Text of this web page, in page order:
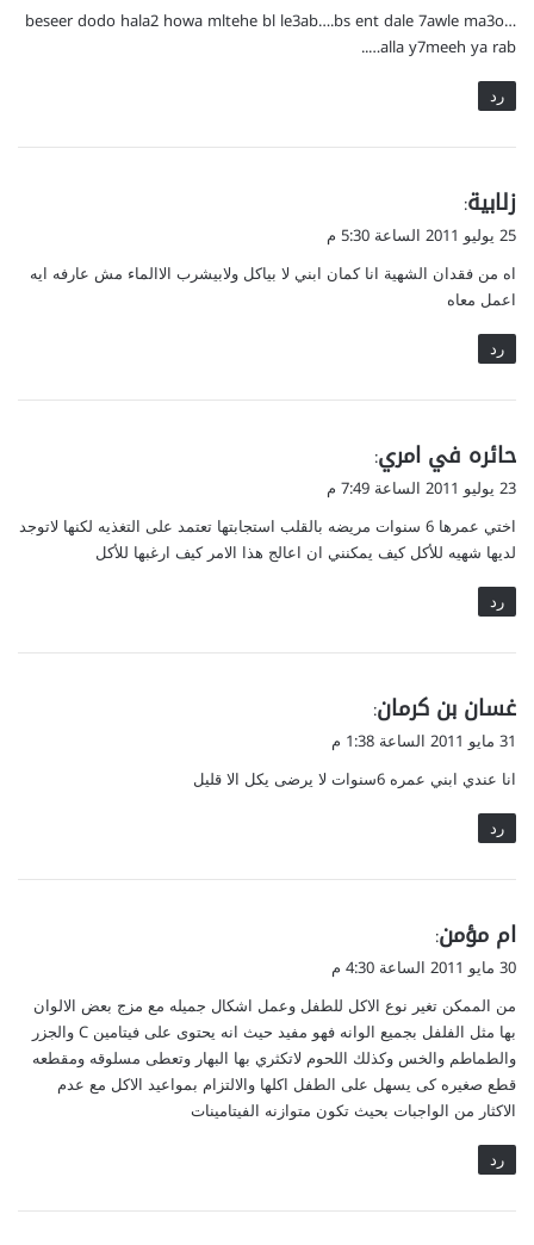
ل
beseer dodo hala2 howa mltehe bl le3ab….bs ent dale 7awle ma3o…
alla y7meeh ya rab…..
رد
ي
ق
ل
زلابية:
25 يوليو 2011 الساعة 5:30 م
اه من فقدان الشهية انا كمان ابني لا بياكل ولابيشرب الاالماء مش عارفه ايه
اعمل معاه
رد
ي
ق
ل
حائره في امري:
23 يوليو 2011 الساعة 7:49 م
اختي عمرها 6 سنوات مريضه بالقلب استجابتها تعتمد على التغذيه لكنها لاتوجد
لديها شهيه للأكل كيف يمكنني ان اعالج هذا الامر كيف ارغبها للأكل
رد
ي
ق
ل
غسان بن كرمان:
31 مايو 2011 الساعة 1:38 م
انا عندي ابني عمره 6سنوات لا يرضى يكل الا قليل
رد
ي
ق
ل
ام مؤمن:
30 مايو 2011 الساعة 4:30 م
من الممكن تغير نوع الاكل للطفل وعمل اشكال جميله مع مزج بعض الالوان
بها مثل الفلفل بجميع الوانه فهو مفيد حيث انه يحتوى على فيتامين C والجزر
والطماطم والخس وكذلك اللحوم لاتكثري بها البهار وتعطى مسلوقه ومقطعه
قطع صغيره كى يسهل على الطفل اكلها والالتزام بمواعيد الاكل مع عدم
الاكثار من الواجبات بحيث تكون متوازنه الفيتامينات
رد